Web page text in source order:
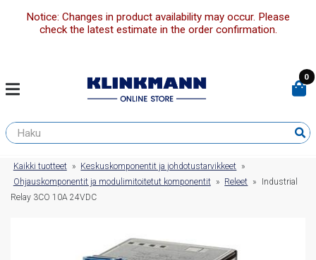
Notice: Changes in product availability may occur. Please
check the latest estimate in the order confirmation.
0
Kaikki tuotteet » Keskuskomponentit ja johdotustarvikkeet »
Ohjauskomponentit ja modulimitoitetut komponentit » Releet »
Industrial
Relay 3CO 10A 24VDC